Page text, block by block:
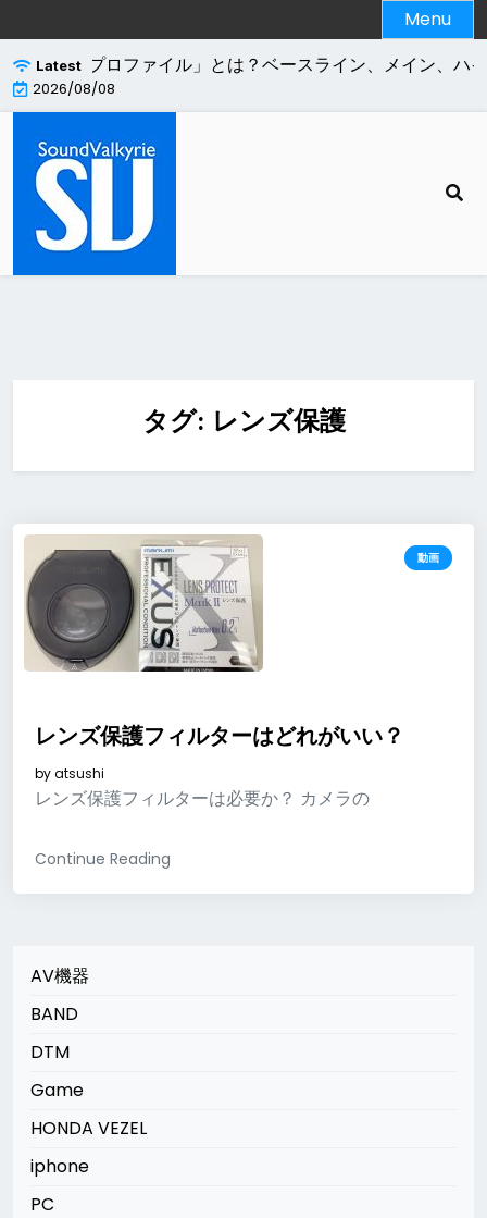
to
content
Menu
Latest
ドの「プロファイル」とは？ベースライン、メイン、ハ
2026/08/08
タグ: レンズ保護
動画
レンズ保護フィルターはどれがいい？
byatsushi
レンズ保護フィルターは必要か？ カメラの
Continue Reading
AV機器
BAND
DTM
Game
HONDA VEZEL
iphone
PC